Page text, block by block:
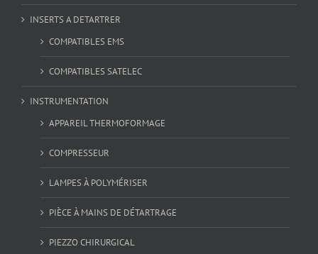
INSERTS A DETARTRER
COMPATIBLES EMS
COMPATIBLES SATELEC
INSTRUMENTATION
APPAREIL THERMOFORMAGE
COMPRESSEUR
LAMPES À POLYMÉRISER
PIÈCE À MAINS DE DÉTARTRAGE
PIEZZO CHIRURGICAL